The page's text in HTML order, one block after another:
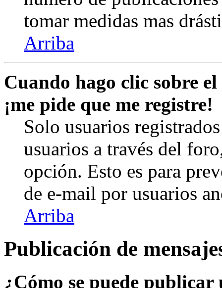
tomar medidas mas
Arriba
Cuando hago clic sobre
¡me pide que me registre!
Solo usuarios
usuarios a través del
opción. Esto es para
de e-mail por usuarios
Arriba
Publicación de
¿Cómo se puede